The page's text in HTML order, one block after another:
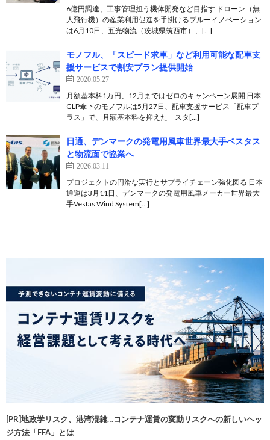
6億円調達、工事管理担う機体開発など目指す ドローン（無
人飛行機）の産業利用促進を手掛けるブルーイノベーション
は6月10日、五光物流（茨城県筑西市）、[…]
モノフル、「スピード求車」など利用可能な配車支
援サービスで割安プラン提供開始
2020.05.27
月額基本料1万円、12月まではゼロのキャンペーン展開 日本
GLP傘下のモノフルは5月27日、配車支援サービス「配車プ
ラス」で、月額基本料を抑えた「スタ[…]
日通、デンマークの発電用風車世界最大手ベスタス
と物流面で協業へ
2026.03.11
プロジェクトの円滑な実行とサプライチェーン強化図る 日本
通運は3月11日、デンマークの発電用風車メーカー世界最大
手Vestas Wind System[…]
[PR]地政学リスク、港湾混雑…コンテナ運賃の変動リスクへの新しいヘッ
ジ方法「FFA」とは